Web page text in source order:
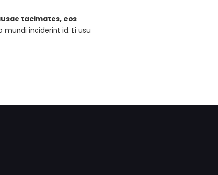
tacimates, eos
inciderint id. Ei usu